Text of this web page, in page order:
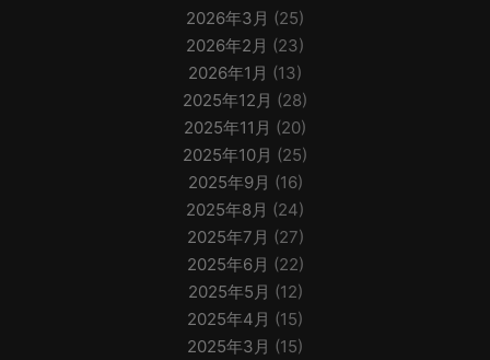
2026年3月 (25)
2026年2月 (23)
2026年1月 (13)
2025年12月 (28)
2025年11月 (20)
2025年10月 (25)
2025年9月 (16)
2025年8月 (24)
2025年7月 (27)
2025年6月 (22)
2025年5月 (12)
2025年4月 (15)
2025年3月 (15)